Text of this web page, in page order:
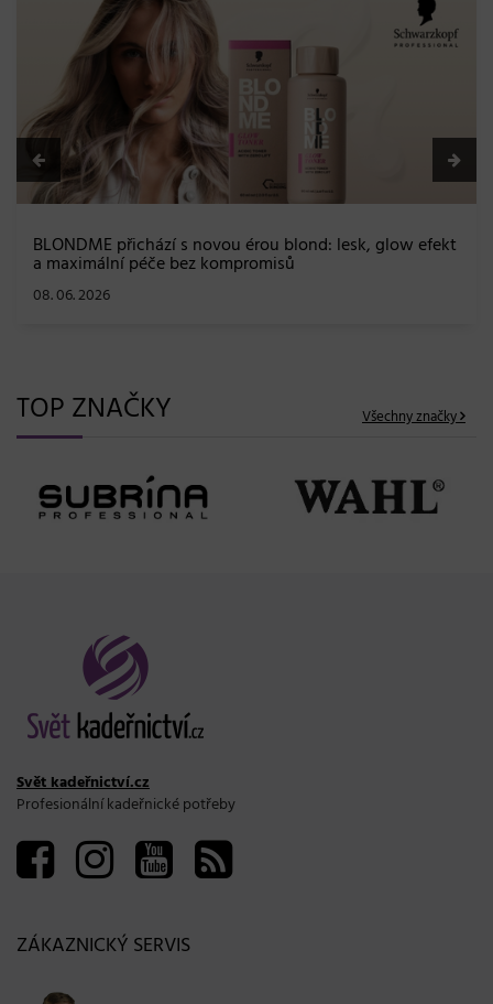
BLONDME přichází s novou érou blond: lesk, glow efekt
a maximální péče bez kompromisů
08. 06. 2026
TOP ZNAČKY Všechny značky
Svět kadeřnictví.cz
Profesionální kadeřnické potřeby
ZÁKAZNICKÝ SERVIS